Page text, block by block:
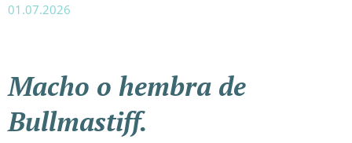
01.07.2026
Macho o hembra de
Bullmastiff.